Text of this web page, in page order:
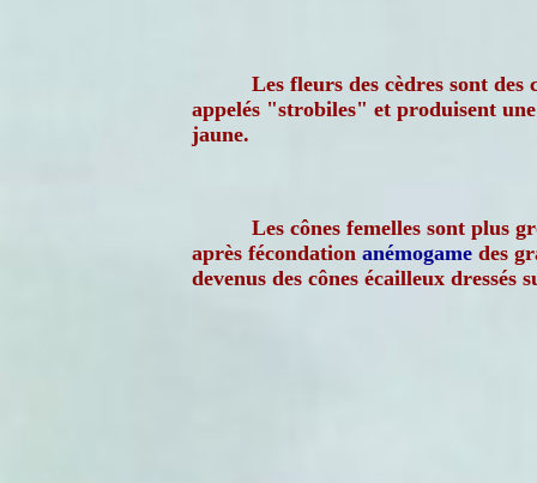
Les fleurs des cèdres sont des
appelés "strobiles" et produisent
jaune.
Les cônes femelles sont plus
après fécondation anémogame des
devenus des cônes écailleux dressés